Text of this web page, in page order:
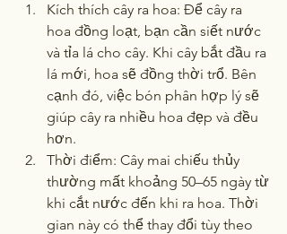
Kích thích cây ra hoa: Để cây ra
hoa đồng loạt, bạn cần siết nước
và tỉa lá cho cây. Khi cây bắt đầu ra
lá mới, hoa sẽ đồng thời trổ. Bên
cạnh đó, việc bón phân hợp lý sẽ
giúp cây ra nhiều hoa đẹp và đều
hơn.
Thời điểm: Cây mai chiếu thủy
thường mất khoảng 50–65 ngày từ
khi cắt nước đến khi ra hoa. Thời
gian này có thể thay đổi tùy theo